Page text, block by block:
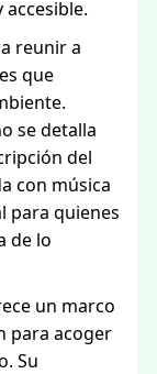
reunir a
que
se detalla
del
con música
para quienes
de lo
un marco
para acoger
Su